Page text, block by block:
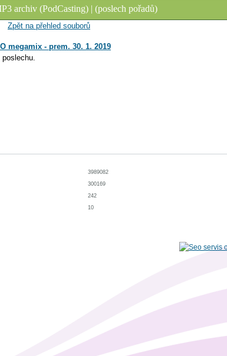
archiv (PodCasting) | (poslech pořadů)
Zpět na přehled souborů
megamix - prem. 30. 1. 2019
3989082
300169
242
10